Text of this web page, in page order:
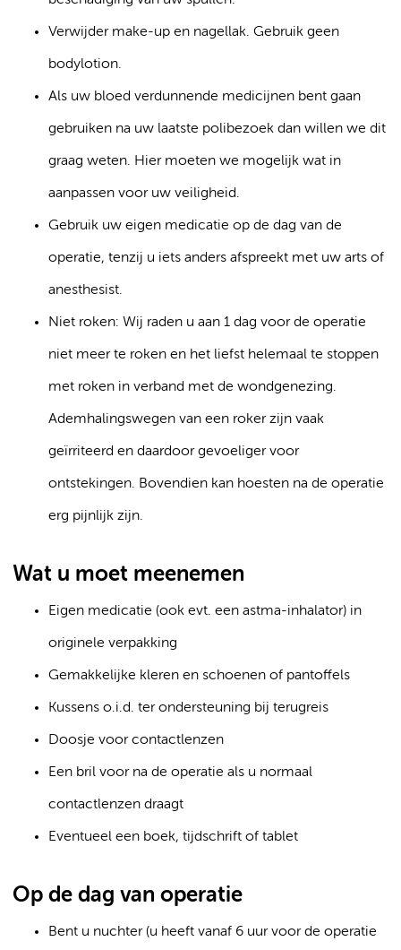
Verwijder make-up en nagellak. Gebruik geen
bodylotion.
Als uw bloed verdunnende medicijnen bent gaan
gebruiken na uw laatste polibezoek dan willen we dit
graag weten. Hier moeten we mogelijk wat in
aanpassen voor uw veiligheid.
Gebruik uw eigen medicatie op de dag van de
operatie, tenzij u iets anders afspreekt met uw arts of
anesthesist.
Niet roken: Wij raden u aan 1 dag voor de operatie
niet meer te roken en het liefst helemaal te stoppen
met roken in verband met de wondgenezing.
Ademhalingswegen van een roker zijn vaak
geïrriteerd en daardoor gevoeliger voor
ontstekingen. Bovendien kan hoesten na de operatie
erg pijnlijk zijn.
Wat u moet meenemen
Eigen medicatie (ook evt. een astma-inhalator) in
originele verpakking
Gemakkelijke kleren en schoenen of pantoffels
Kussens o.i.d. ter ondersteuning bij terugreis
Doosje voor contactlenzen
Een bril voor na de operatie als u normaal
contactlenzen draagt
Eventueel een boek, tijdschrift of tablet
Op de dag van operatie
Bent u nuchter (u heeft vanaf 6 uur voor de operatie